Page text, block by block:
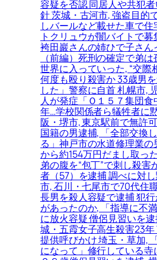
容疑を否認 同居人や共犯
針 茨城・古河市, 強盗目的
しバールなど載せた車で
トクリュウが闇バイトで
袴田巖さんの姉ひで子さん
（前編）死刑の確定で弟
世界に入っていった, “交際
何度も殴り殺害か 33歳男
した」警察に自首 札幌市,
人が発症「Ｏ１５７集団食
年…学校関係者ら犠牲者に
阪・堺市, 東京駅前で無許
国籍の男逮捕, 「全部交換
る」神戸市の水道修理業
から約154万円だまし取っ
弟の腹を“包丁”で刺し殺害
者（57）を逮捕 調べに対
市, 石川・七尾市で70代住
長男を殺人容疑で逮捕 犯
があったのか, 「指導に不
に放火容疑 僧侶見習いを
城・五霞女子高生殺害23年
提供呼びかけ 埼玉・草加,
になって」修行している寺